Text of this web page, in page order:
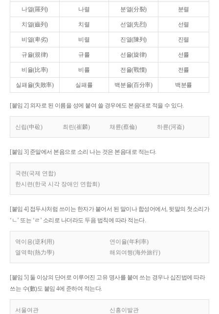
나열(羅列) 나렬 분열(分裂) 분렬
치열(齒列) 치렬 선열(先烈) 선렬
비열(卑劣) 비렬 진열(陳列) 진렬
규율(規律) 규률 선율(旋律) 선률
비율(比率) 비률 전율(戰慄) 전률
실패율(失敗率) 실패률 백분율(百分率) 백분률
[붙임 2] 외자로 된 이름을 성에 붙여 쓸 경우에도 본음대로 적을 수 있다.
신립(申砬) 최린(崔麟) 채륜(蔡倫) 하륜(河崙)
[붙임 3] 준말에서 본음으로 소리 나는 것은 본음대로 적는다.
국련(국제 연합)
한시련(한국 시각 장애인 연합회)
[붙임 4] 접두사처럼 쓰이는 한자가 붙어서 된 말이나 합성어에서, 뒷말의 첫소리가
‘ㄴ’ 또는 ‘ㄹ’ 소리로 나더라도 두음 법칙에 따라 적는다.
역이용(逆利用)
연이율(年利率)
열역학(熱力學)
해외여행(海外旅行)
[붙임 5] 둘 이상의 단어로 이루어진 고유 명사를 붙여 쓰는 경우나 십진법에 따라
쓰는 수(數)도 붙임 4에 준하여 적는다.
서울여관 신흥이발관